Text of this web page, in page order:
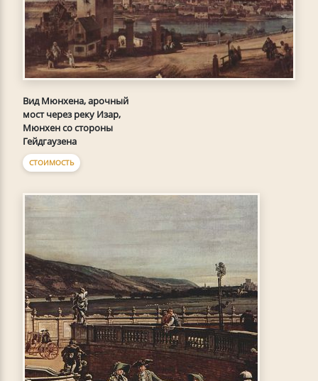
Вид Мюнхена, арочный
мост через реку Изар,
Мюнхен со стороны
Гейдгаузена
СТОИМОСТЬ